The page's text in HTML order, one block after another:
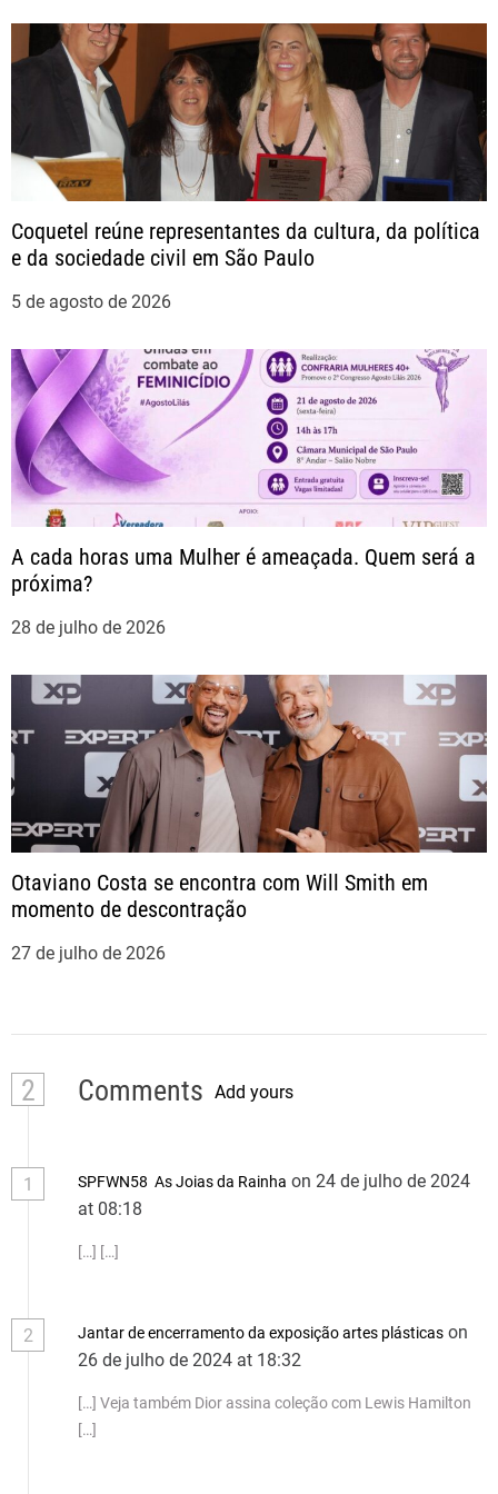
g
ç
ã
o
d
e
P
o
t
Coquetel reúne representantes da cultura, da política
e da sociedade civil em São Paulo
5 de agosto de 2026
A cada horas uma Mulher é ameaçada. Quem será a
próxima?
28 de julho de 2026
Otaviano Costa se encontra com Will Smith em
momento de descontração
27 de julho de 2026
2 Comments Add yours
1 SPFWN58 As Joias da Rainha on 24 de julho de 2024
at 08:18
[…] […]
2 Jantar de encerramento da exposição artes plásticas on
26 de julho de 2024 at 18:32
[…] Veja também Dior assina coleção com Lewis Hamilton
[…]